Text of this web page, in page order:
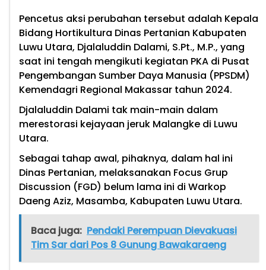
Pencetus aksi perubahan tersebut adalah Kepala
Bidang Hortikultura Dinas Pertanian Kabupaten
Luwu Utara, Djalaluddin Dalami, S.Pt., M.P., yang
saat ini tengah mengikuti kegiatan PKA di Pusat
Pengembangan Sumber Daya Manusia (PPSDM)
Kemendagri Regional Makassar tahun 2024.
Djalaluddin Dalami tak main-main dalam
merestorasi kejayaan jeruk Malangke di Luwu
Utara.
Sebagai tahap awal, pihaknya, dalam hal ini
Dinas Pertanian, melaksanakan Focus Grup
Discussion (FGD) belum lama ini di Warkop
Daeng Aziz, Masamba, Kabupaten Luwu Utara.
Baca juga: Pendaki Perempuan Dievakuasi
Tim Sar dari Pos 8 Gunung Bawakaraeng